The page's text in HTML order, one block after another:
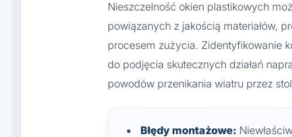
Nieszczelność okien plastikowych
powiązanych z jakością materiałów,
procesem zużycia. Zidentyfikowanie
do podjęcia skutecznych działań
powodów przenikania wiatru przez
Błędy montażowe: